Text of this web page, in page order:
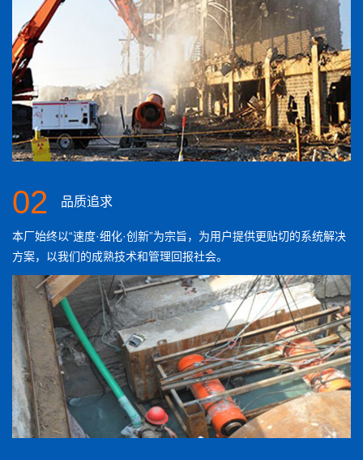
02 品质追求
本厂始终以“速度·细化·创新”为宗旨，为用户提供更贴切的系统解决
方案，以我们的成熟技术和管理回报社会。